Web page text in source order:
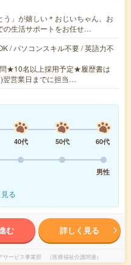
う」が嬉しい＊おじいちゃん、お
の生活サポートをお任せ…
/ パソコンスキル不要 / 英語力不
★10名以上採用予定★履歴書は
営業日までに担当…
40代 50代
60代
男性
る
む 詳しく見る
ービス事業部 （医療福祉介護関連）